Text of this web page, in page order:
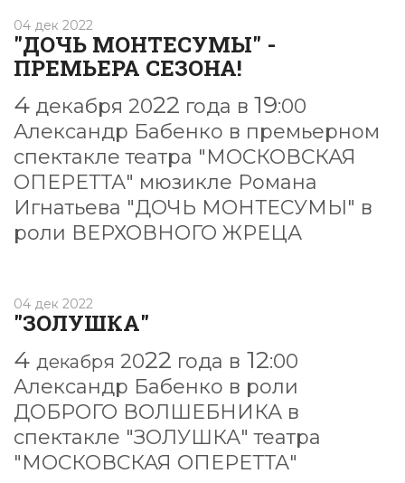
04 дек 2022
"ДОЧЬ МОНТЕСУМЫ" -
ПРЕМЬЕРА СЕЗОНА!
4 декабря 2022 года в 19:00
Александр Бабенко в премьерном
спектакле театра "МОСКОВСКАЯ
ОПЕРЕТТА" мюзикле Романа
Игнатьева "ДОЧЬ МОНТЕСУМЫ" в
роли ВЕРХОВНОГО ЖРЕЦА
04 дек 2022
"ЗОЛУШКА"
4 декабря 2022 года в 12:00
Александр Бабенко в роли
ДОБРОГО ВОЛШЕБНИКА в
спектакле "ЗОЛУШКА" театра
"МОСКОВСКАЯ ОПЕРЕТТА"